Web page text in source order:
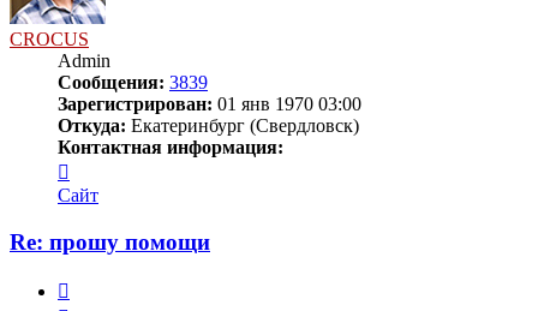
CROCUS
Admin
Сообщения: 3839
Зарегистрирован: 01 янв 1970 03:00
Откуда: Екатеринбург (Свердловск)
Контактная информация:
информация
пользователя
Сайт
Re: прошу помощи